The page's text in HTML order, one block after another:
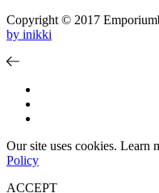
Copyright © 2017
by inikki
Our site uses cookies. Learn
Policy
ACCEPT